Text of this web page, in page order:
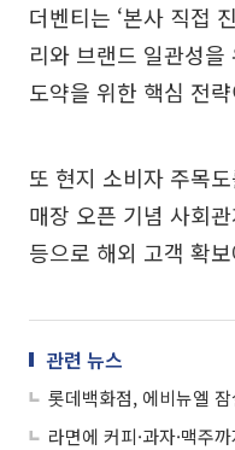
더벤티는 ‘본사 직접
리와 브랜드 일관성
도약을 위한 핵심 전
또 현지 소비자 주목
매장 오픈 기념 사회
등으로 해외 고객 확
관련 뉴스
롯데백화점, 에비뉴엘 잠